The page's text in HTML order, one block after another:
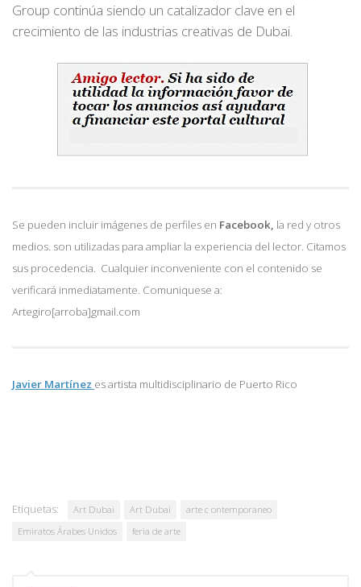
Group continúa siendo un catalizador clave en el
crecimiento de las industrias creativas de Dubai.
Se pueden incluir imágenes de perfiles en Facebook, la red y otros
medios. son utilizadas para ampliar la experiencia del lector. Citamos
sus procedencia. Cualquier inconveniente con el contenido se
verificará inmediatamente. Comuniquese a:
Artegiro[arroba]gmail.com
Javier Martínez es artista multidisciplinario de Puerto Rico
Etiquetas: Art Dubai Art Dubai
arte c ontemporaneo
Emiratos Árabes Unidos
feria de arte